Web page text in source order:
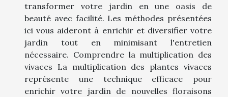
transformer votre jardin en une oasis de
beauté avec facilité. Les méthodes présentées
ici vous aideront à enrichir et diversifier votre
jardin tout en minimisant l'entretien
nécessaire. Comprendre la multiplication des
vivaces La multiplication des plantes vivaces
représente une technique efficace pour
enrichir votre jardin de nouvelles floraisons